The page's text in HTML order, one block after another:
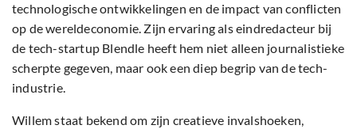
technologische ontwikkelingen en de impact van conflicten
op de wereldeconomie. Zijn ervaring als eindredacteur bij
de tech-startup Blendle heeft hem niet alleen journalistieke
scherpte gegeven, maar ook een diep begrip van de tech-
industrie.
Willem staat bekend om zijn creatieve invalshoeken,